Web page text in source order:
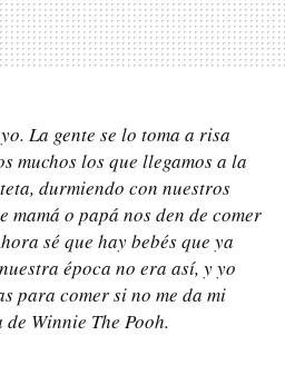
La gente se lo toma a risa
muchos los que llegamos a la
durmiendo con nuestros
mamá o papá nos den de comer
sé que hay bebés que ya
época no era así, y yo
para comer si no me da mi
Winnie The Pooh.